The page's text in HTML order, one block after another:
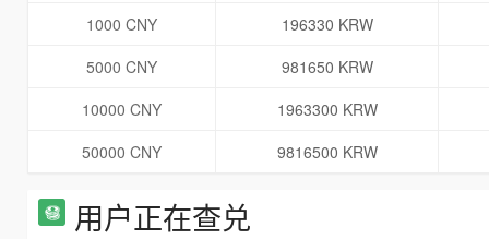
1000 CNY
196330 KRW
5000 CNY
981650 KRW
10000 CNY
1963300 KRW
50000 CNY
9816500 KRW
用户正在查兑